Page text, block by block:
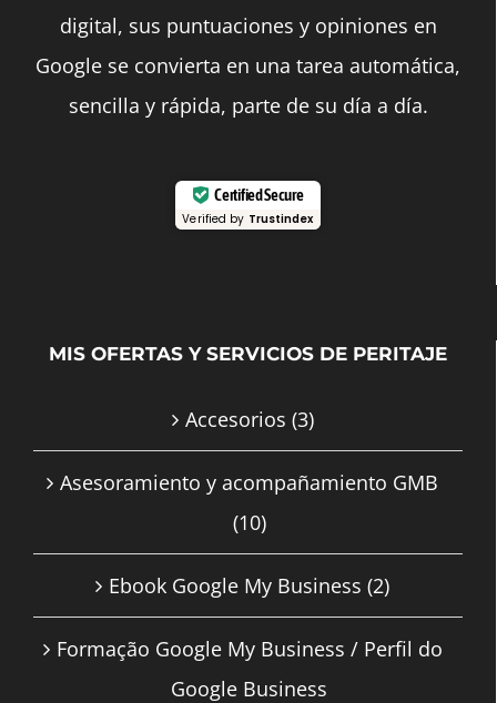
digital, sus puntuaciones y opiniones en
Google se convierta en una tarea automática,
sencilla y rápida, parte de su día a día.
Certified Secure
Verified by Trustindex
MIS OFERTAS Y SERVICIOS DE PERITAJE
Accesorios (3)
Asesoramiento y acompañamiento GMB
(10)
Ebook Google My Business (2)
Formação Google My Business / Perfil do
Google Business